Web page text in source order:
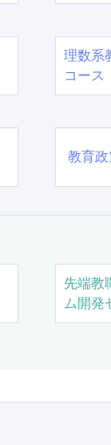
理数系
コース
教育
先端教
ム開発